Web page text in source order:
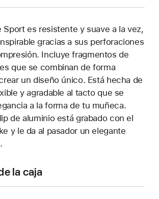
Sport es resistente y suave a la vez,
gracias a sus perforaciones
Incluye fragmentos de
que se combinan de forma
un diseño único. Está hecha de
y agradable al tacto que se
a la forma de tu muñeca.
de aluminio está grabado con el
y le da al pasador un elegante
la caja